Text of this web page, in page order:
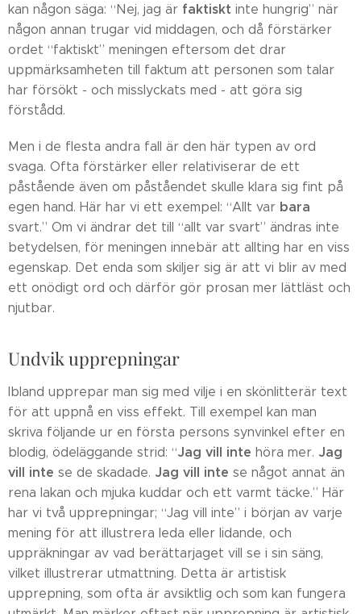
kan någon säga: “Nej, jag är faktiskt inte hungrig” när
någon annan trugar vid middagen, och då förstärker
ordet “faktiskt” meningen eftersom det drar
uppmärksamheten till faktum att personen som talar
har försökt - och misslyckats med - att göra sig
förstådd.
Men i de flesta andra fall är den här typen av ord
svaga. Ofta förstärker eller relativiserar de ett
påstående även om påståendet skulle klara sig fint på
egen hand. Här har vi ett exempel: “Allt var bara
svart.” Om vi ändrar det till “allt var svart” ändras inte
betydelsen, för meningen innebär att allting har en viss
egenskap. Det enda som skiljer sig är att vi blir av med
ett onödigt ord och därför gör prosan mer lättläst och
njutbar.
Undvik upprepningar
Ibland upprepar man sig med vilje i en skönlitterär text
för att uppnå en viss effekt. Till exempel kan man
skriva följande ur en första persons synvinkel efter en
blodig, ödeläggande strid: “Jag vill inte höra mer. Jag
vill inte se de skadade. Jag vill inte se något annat än
rena lakan och mjuka kuddar och ett varmt täcke.” Här
har vi två upprepningar; “Jag vill inte” i början av varje
mening för att illustrera leda eller lidande, och
uppräkningar av vad berättarjaget vill se i sin säng,
vilket illustrerar utmattning. Detta är artistisk
upprepning, som ofta är avsiktlig och som kan fungera